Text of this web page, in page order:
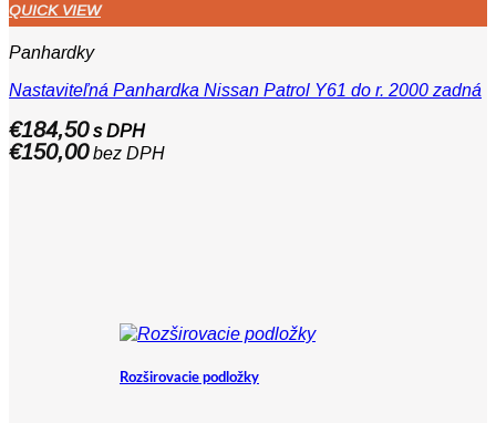
Rozširovacie podložky
QUICK VIEW
Panhardky
Nastaviteľná Panhardka Nissan Patrol Y61 do r. 2000 zadná
€184,50s DPH
€150,00bez DPH